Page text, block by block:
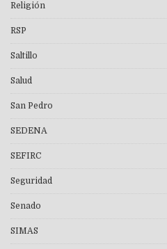
Religión
RSP
Saltillo
Salud
San Pedro
SEDENA
SEFIRC
Seguridad
Senado
SIMAS